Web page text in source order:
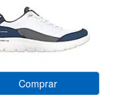
Comprar